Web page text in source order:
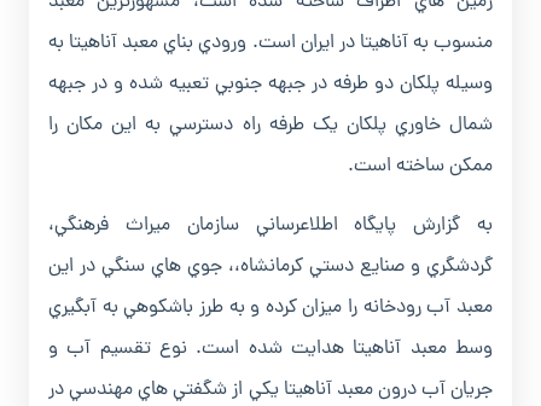
منسوب به آناهيتا در ايران است. ورودي بناي معبد آناهيتا به
وسيله پلکان دو طرفه در جبهه جنوبي تعبيه شده و در جبهه
شمال خاوري پلکان يک طرفه راه دسترسي به اين مکان را
ممکن ساخته است.
به گزارش پايگاه اطلاعرساني سازمان ميراث فرهنگي،
گردشگري و صنايع دستي کرمانشاه،، جوي هاي سنگي در اين
معبد آب رودخانه را ميزان کرده و به طرز باشکوهي به آبگيري
وسط معبد آناهيتا هدايت شده است. نوع تقسيم آب و
جريان آب درون معبد آناهيتا يکي از شگفتي هاي مهندسي در